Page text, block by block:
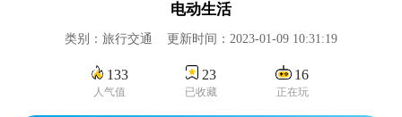
电动生活
类别：旅行交通 更新时间：2023-01-09 10:31:19
133
人气值
23
已收藏
16
正在玩